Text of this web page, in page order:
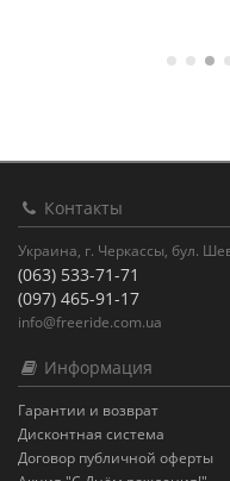
Контакты
Украина, г. Черкассы, бул.
(063) 533-71-71
(097) 465-91-17
info@freeride.com.ua
Информация
Гарантии и возврат
Дисконтная система
Договор публичной оферты